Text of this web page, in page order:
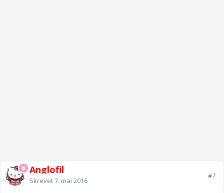
Anglofil
Skrevet7. mai 2016
#7